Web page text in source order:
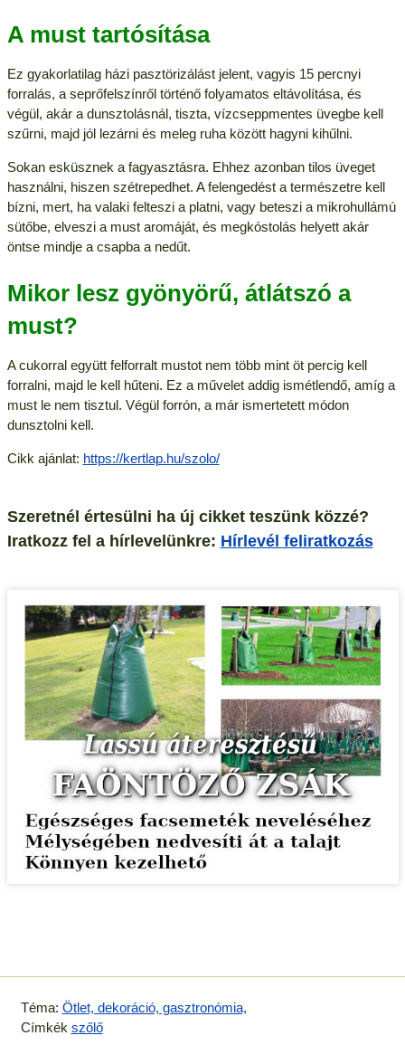
A must tartósítása
Ez gyakorlatilag házi pasztörizálást jelent, vagyis 15 percnyi
forralás, a seprőfelszínről történő folyamatos eltávolítása, és
végül, akár a dunsztolásnál, tiszta, vízcseppmentes üvegbe kell
szűrni, majd jól lezárni és meleg ruha között hagyni kihűlni.
Sokan esküsznek a fagyasztásra. Ehhez azonban tilos üveget
használni, hiszen szétrepedhet. A felengedést a természetre kell
bízni, mert, ha valaki felteszi a platni, vagy beteszi a mikrohullámú
sütőbe, elveszi a must aromáját, és megkóstolás helyett akár
öntse mindje a csapba a nedűt.
Mikor lesz gyönyörű, átlátszó a
must?
A cukorral együtt felforralt mustot nem több mint öt percig kell
forralni, majd le kell hűteni. Ez a művelet addig ismétlendő, amíg a
must le nem tisztul. Végül forrón, a már ismertetett módon
dunsztolni kell.
Cikk ajánlat: https://kertlap.hu/szolo/
Szeretnél értesülni ha új cikket teszünk közzé?
Iratkozz fel a hírlevelünkre: Hírlevél feliratkozás
Téma: Ötlet, dekoráció, gasztronómia,
Címkék szőlő